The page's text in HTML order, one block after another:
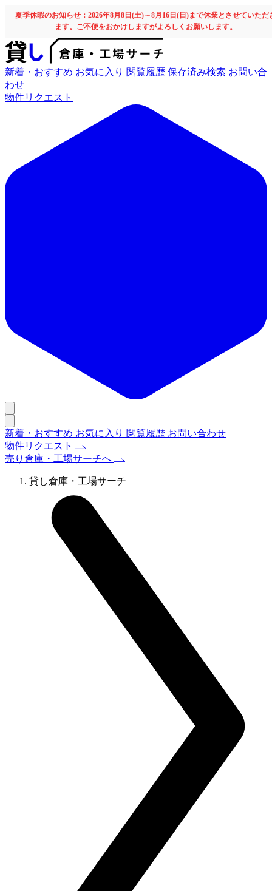
夏季休暇のお知らせ：2026年8月8日(土)～8月16日(日)まで休業とさせていただ
ます。ご不便をおかけしますがよろしくお願いします。
新着・おすすめ お気に入り 閲覧履歴 保存済み検索 お問い合
わせ
物件リクエスト
新着・おすすめ お気に入り 閲覧履歴 お問い合わせ
物件リクエスト
売り倉庫・工場サーチへ
貸し倉庫・工場サーチ